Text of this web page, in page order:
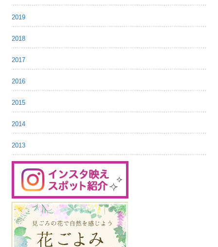
2019
2018
2017
2016
2015
2014
2013